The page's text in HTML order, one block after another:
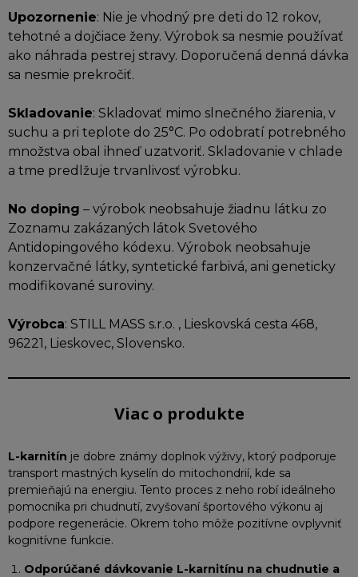
Upozornenie: Nie je vhodný pre deti do 12 rokov,
tehotné a dojčiace ženy. Výrobok sa nesmie používať
ako náhrada pestrej stravy. Doporučená denná dávka
sa nesmie prekročiť.
Skladovanie: Skladovať mimo slnečného žiarenia, v
suchu a pri teplote do 25°C. Po odobratí potrebného
množstva obal ihneď uzatvoriť. Skladovanie v chlade
a tme predlžuje trvanlivosť výrobku.
No doping – výrobok neobsahuje žiadnu látku zo
Zoznamu zakázaných látok Svetového
Antidopingového kódexu. Výrobok neobsahuje
konzervačné látky, syntetické farbivá, ani geneticky
modifikované suroviny.
Výrobca: STILL MASS s.r.o. , Lieskovská cesta 468,
96221, Lieskovec, Slovensko.
Viac o produkte
L-karnitín je dobre známy doplnok výživy, ktorý podporuje
transport mastných kyselín do mitochondrií, kde sa
premieňajú na energiu. Tento proces z neho robí ideálneho
pomocníka pri chudnutí, zvyšovaní športového výkonu aj
podpore regenerácie. Okrem toho môže pozitívne ovplyvniť
kognitívne funkcie.
Odporúčané dávkovanie L-karnitínu na chudnutie a